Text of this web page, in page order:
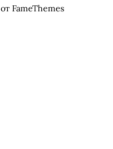
от FameThemes